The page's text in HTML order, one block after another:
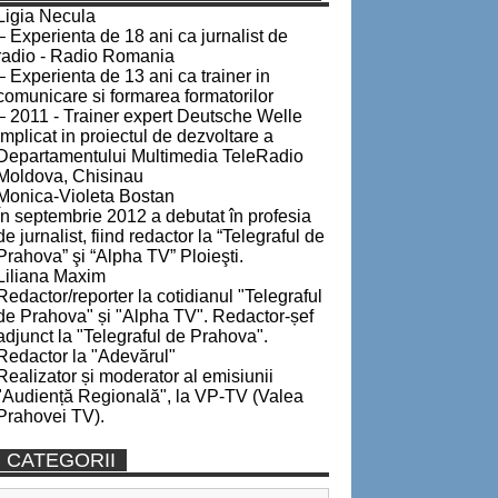
Ligia Necula
Experienta de 18 ani ca jurnalist de
- Radio Romania
Experienta de 13 ani ca trainer in
si formarea formatorilor
2011 - Trainer expert Deutsche Welle
in proiectul de dezvoltare a
Multimedia TeleRadio
Chisinau
Violeta Bostan
În septembrie 2012 a debutat în profesia
jurnalist, fiind redactor la “Telegraful de
şi “Alpha TV” Ploieşti.
Liliana Maxim
reporter la cotidianul "Telegraful
Prahova" și "Alpha TV". Redactor-șef
la "Telegraful de Prahova".
la "Adevărul"
și moderator al emisiunii
Regională", la VP-TV (Valea
TV).
CATEGORII